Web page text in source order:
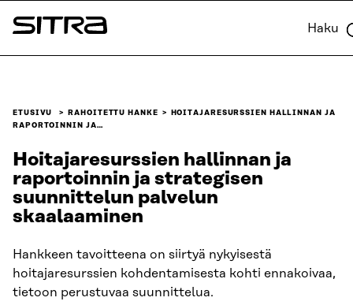
Siirry
suoraan
Sitra Haku
ETUSIVU RAHOITETTU HANKE
HOITAJARESURSSIEN HALLINNAN JA
RAPORTOINNIN JA…
Hoitajaresurssien hallinnan ja
raportoinnin ja strategisen
suunnittelun palvelun
skaalaaminen
Hankkeen tavoitteena on siirtyä nykyisestä
hoitajaresurssien kohdentamisesta kohti ennakoivaa,
tietoon perustuvaa suunnittelua.